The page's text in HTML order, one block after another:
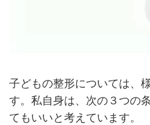
子どもの整形については、
す。私自身は、次の３つの
てもいいと考えています。